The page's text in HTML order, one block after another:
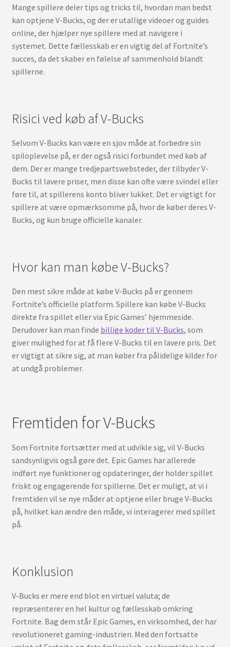
Mange spillere deler tips og tricks til, hvordan man bedst
kan optjene V-Bucks, og der er utallige videoer og guides
online, der hjælper nye spillere med at navigere i
systemet. Dette fællesskab er en vigtig del af Fortnite’s
succes, da det skaber en følelse af sammenhold blandt
spillerne.
Risici ved køb af V-Bucks
Selvom V-Bucks kan være en sjov måde at forbedre sin
spiloplevelse på, er der også risici forbundet med køb af
dem. Der er mange tredjepartswebsteder, der tilbyder V-
Bucks til lavere priser, men disse kan ofte være svindel eller
føre til, at spillerens konto bliver lukket. Det er vigtigt for
spillere at være opmærksomme på, hvor de køber deres V-
Bucks, og kun bruge officielle kanaler.
Hvor kan man købe V-Bucks?
Den mest sikre måde at købe V-Bucks på er gennem
Fortnite’s officielle platform. Spillere kan købe V-Bucks
direkte fra spillet eller via Epic Games’ hjemmeside.
Derudover kan man finde billige koder til V-Bucks, som
giver mulighed for at få flere V-Bucks til en lavere pris. Det
er vigtigt at sikre sig, at man køber fra pålidelige kilder for
at undgå problemer.
Fremtiden for V-Bucks
Som Fortnite fortsætter med at udvikle sig, vil V-Bucks
sandsynligvis også gøre det. Epic Games har allerede
indført nye funktioner og opdateringer, der holder spillet
friskt og engagerende for spillerne. Det er muligt, at vi i
fremtiden vil se nye måder at optjene eller bruge V-Bucks
på, hvilket kan ændre den måde, vi interagerer med spillet
på.
Konklusion
V-Bucks er mere end blot en virtuel valuta; de
repræsenterer en hel kultur og fællesskab omkring
Fortnite. Bag dem står Epic Games, en virksomhed, der har
revolutioneret gaming-industrien. Med den fortsatte